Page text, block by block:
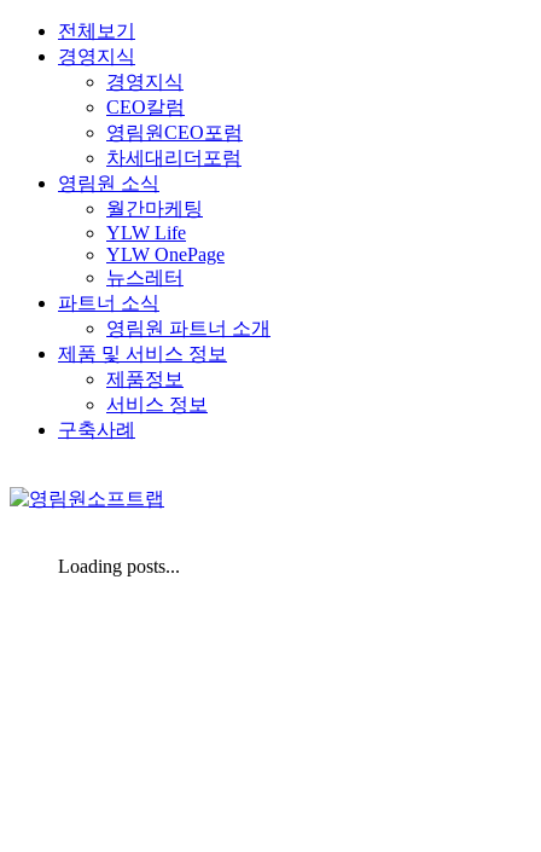
전체보기
경영지식
경영지식
CEO칼럼
영림원CEO포럼
차세대리더포럼
영림원 소식
월간마케팅
YLW Life
YLW OnePage
뉴스레터
파트너 소식
영림원 파트너 소개
제품 및 서비스 정보
제품정보
서비스 정보
구축사례
Loading posts...